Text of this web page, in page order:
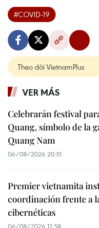
#COVID-19
Theo dõi VietnamPlus
VER MÁS
Celebrarán festival
Quang, símbolo de la
Quang Nam
06/08/2026 20:51
Premier vietnamita
coordinación frente a
cibernéticas
06/08/2026 12:58